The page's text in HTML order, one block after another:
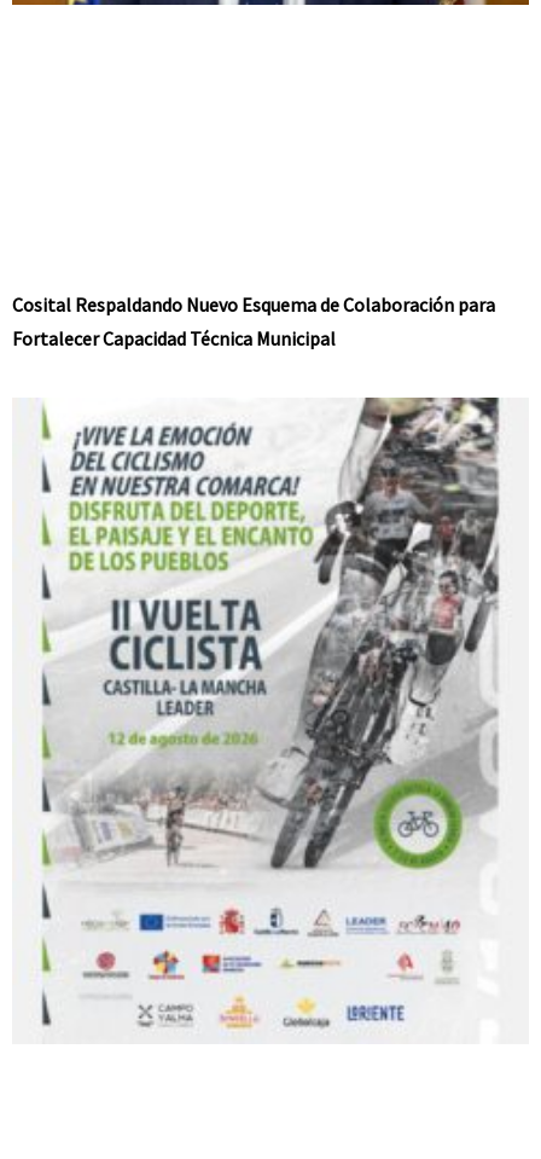
Cosital Respaldando Nuevo Esquema de Colaboración para
Fortalecer Capacidad Técnica Municipal